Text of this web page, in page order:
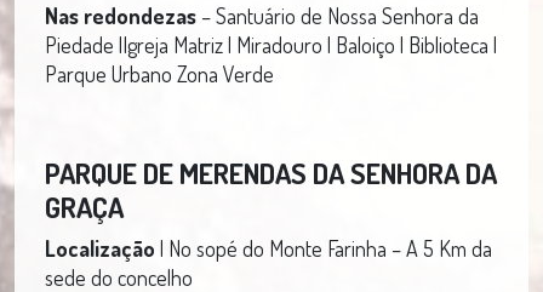
Nas redondezas – Santuário de Nossa Senhora da
Piedade |Igreja Matriz | Miradouro | Baloiço | Biblioteca |
Parque Urbano Zona Verde
PARQUE DE MERENDAS DA SENHORA DA
GRAÇA
Localização | No sopé do Monte Farinha – A 5 Km da
sede do concelho